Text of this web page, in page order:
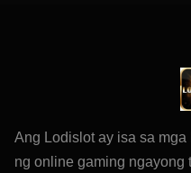
Ang Lodislot ay isa sa
ng online gaming ngayong